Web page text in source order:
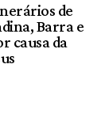
de
Barra e
causa da